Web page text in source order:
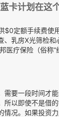
卡计划在这
$0定额手续费使
、乳房X光筛检和
医疗保险（俗称“
需要一段时间才
所以即使不是借
情况。如果投资